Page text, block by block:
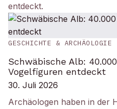
entdeckt.
GESCHICHTE & ARCHÄOLOGIE
Schwäbische Alb:
Vogelfiguren entdeckt
30. Juli 2026
Archäologen haben in der